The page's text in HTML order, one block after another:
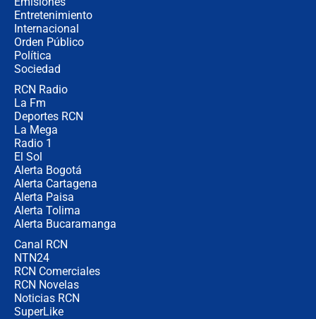
Entretenimiento
Internacional
Orden Público
Política
Sociedad
RCN Radio
La Fm
Deportes RCN
La Mega
Radio 1
El Sol
Alerta Bogotá
Alerta Cartagena
Alerta Paisa
Alerta Tolima
Alerta Bucaramanga
Canal RCN
NTN24
RCN Comerciales
RCN Novelas
Noticias RCN
SuperLike